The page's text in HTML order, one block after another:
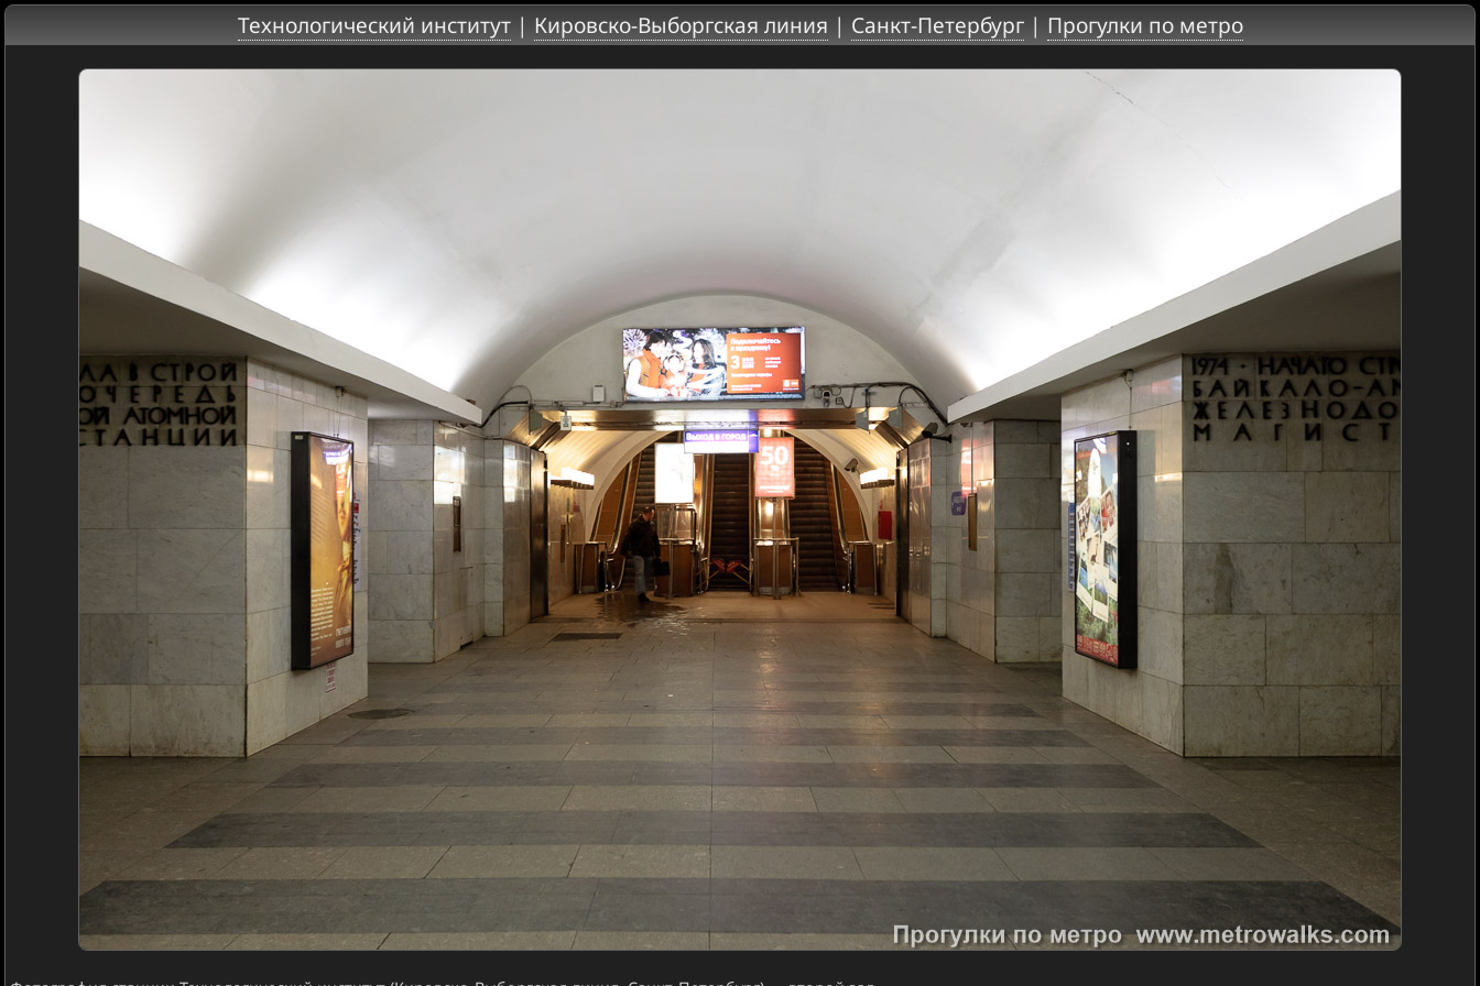
Технологический институт| Кировско-Выборгская линия | Санкт-Петербург| Прогулки по метро